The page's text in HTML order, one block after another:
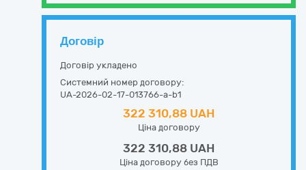
Договір
Договір укладено
Системний номер договору:
UA-2026-02-17-013766-a-b1
322 310,88 UAH
Ціна договору
322 310,88 UAH
Ціна договору без ПДВ